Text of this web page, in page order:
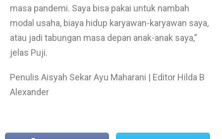
masa pandemi. Saya bisa pakai untuk nambah
modal usaha, biaya hidup karyawan-karyawan saya,
atau jadi tabungan masa depan anak-anak saya,”
jelas Puji.
Penulis Aisyah Sekar Ayu Maharani | Editor Hilda B
Alexander